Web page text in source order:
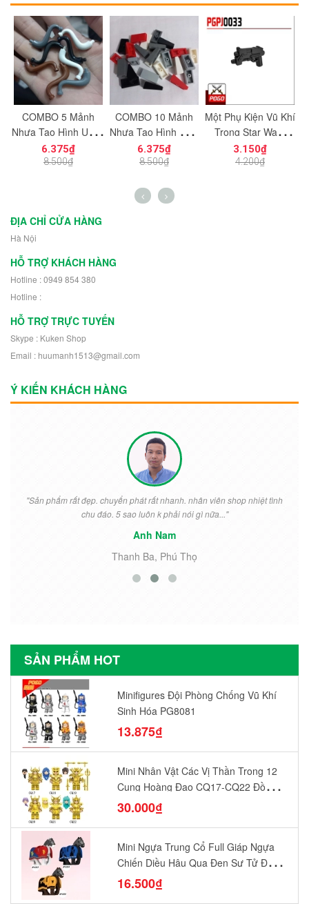
COMBO 5 Mảnh
Nhựa Tạo Hình Uống
Cong Dùng Cho Mô
Hình Nhân Vật Mini
6.375₫
8.500₫
COMBO 10 Mảnh
Nhựa Tạo Hình Trơn
Vát Dọc 1x2
NO.1725 Đồ Chơi
6.375₫
8.500₫
Một Phụ Kiện Vũ Khí
Trong Star Wars
PGPJ0033 NO.1198
- Phụ Kiện MOC
3.150₫
4.200₫
ĐỊA CHỈ CỬA HÀNG
Hà Nội
HỖ TRỢ KHÁCH HÀNG
Hotline : 0949 854 380
Hotline :
HỖ TRỢ TRỰC TUYẾN
Skype : Kuken Shop
Email : huumanh1513@gmail.com
Ý KIẾN KHÁCH HÀNG
"Sản phẩm rất đẹp. chuyển phát rất nhanh. nhân viên shop nhiệt tình
chu đáo. 5 sao luôn k phải nói gì nữa..."
Anh Nam
Thanh Ba, Phú Thọ
SẢN PHẨM HOT
Minifigures Đội Phòng Chống Vũ Khí
Sinh Hóa PG8081
13.875₫
Mini Nhân Vật Các Vị Thần Trong 12
Cung Hoàng Đạo CQ17-CQ22 Đồ
Chơi Lắp Ráp Mô Hình Yêu Thích
30.000₫
Mini Ngựa Trung Cổ Full Giáp Ngựa
Chiến Diều Hâu Quạ Đen Sư Tử Đỏ
N1003 - N1005 Đồ Chơi Lắp Ráp Mô
16.500₫